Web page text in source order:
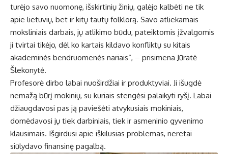
turėjo savo nuomonę, išskirtinių žinių, galėjo kalbėti ne tik
apie lietuvių, bet ir kitų tautų folklorą. Savo atliekamais
moksliniais darbais, jų atlikimo būdu, pateiktomis įžvalgomis
ji tvirtai tikėjo, dėl ko kartais kildavo konfliktų su kitais
akademinės bendruomenės nariais“, – prisimena Jūratė
Šlekonytė.
Profesorė dirbo labai nuoširdžiai ir produktyviai. Ji išugdė
nemažą būrį mokinių, su kuriais stengėsi palaikyti ryšį. Labai
džiaugdavosi pas ją paviešėti atvykusiais mokiniais,
domėdavosi jų tiek darbiniais, tiek ir asmeninio gyvenimo
klausimais. Išgirdusi apie iškilusias problemas, neretai
siūlydavo finansinę pagalbą.